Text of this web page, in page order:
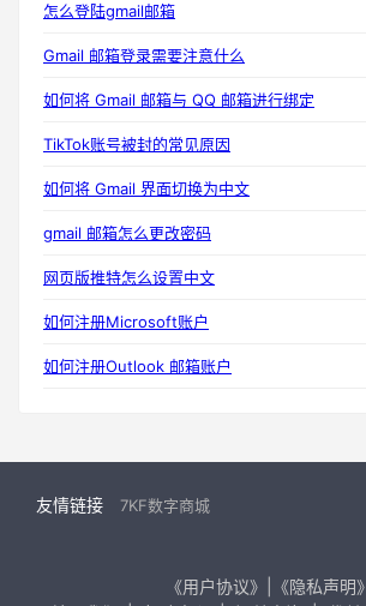
怎么登陆gmail邮箱
Gmail 邮箱登录需要注意什么
如何将 Gmail 邮箱与 QQ 邮箱进行绑定
TikTok账号被封的常见原因
如何将 Gmail 界面切换为中文
gmail 邮箱怎么更改密码
网页版推特怎么设置中文
如何注册Microsoft账户
如何注册Outlook 邮箱账户
友情链接 7KF数字商城
《用户协议》|《隐私声明》